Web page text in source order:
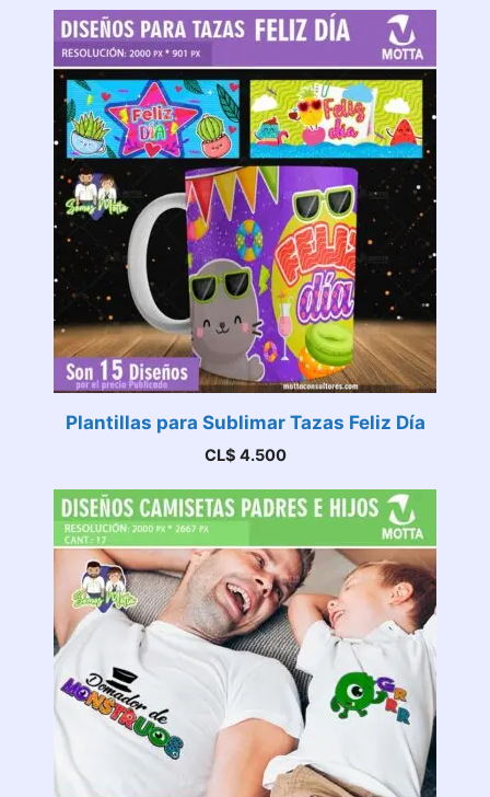
Plantillas para Sublimar Tazas Feliz Día
CL$ 4.500